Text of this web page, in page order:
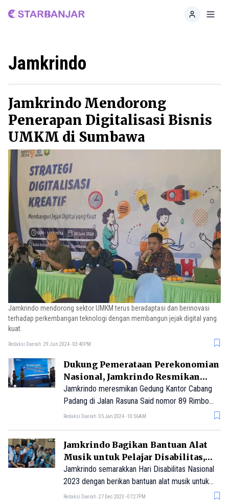
Home
Jamkrindo
Jamkrindo Mendorong
Penerapan Digitalisasi Bisnis
UMKM di Sumbawa
Jamkrindo mendorong sektor UMKM terus beradaptasi dan berinovasi
terhadap perkembangan teknologi dengan membangun jejak digital yang
kuat.
Redaksi Daerah 29 Jun 2024 - 03:40PM
Dukung Pemerataan Perekonomian
Nasional, Jamkrindo Resmikan
Gedung Baru di Padang
Jamkrindo meresmikan Gedung Kantor Cabang
Padang di Jalan Rasuna Said nomor 89 Rimbo
Kaluang, Kecamatan Padang Barat, Kota Padang.
Redaksi Daerah 05 Jan 2024 - 10:56AM
Jamkrindo Bagikan Bantuan Alat
Musik untuk Pelajar Disabilitas,
Wujud Kontribusi dalam
Pemberdayaan
Jamkrindo semarakkan Hari Disabilitas Nasional
2023 dengan berikan bantuan alat musik untuk
siswa-siswi SLBN Gedangan, Sidoarjo, Jawa
Redaksi Daerah 27 Dec 2023 - 07:27PM